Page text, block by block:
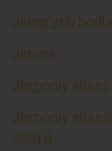
Jamg’arib
Jarima
Jismoniy shaxs
Jismoniy
solig’i)